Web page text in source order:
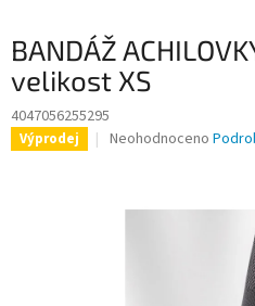
BANDÁŽ
velikost XS
4047056255295
Výprodej
Průměrné
Neohodnoceno